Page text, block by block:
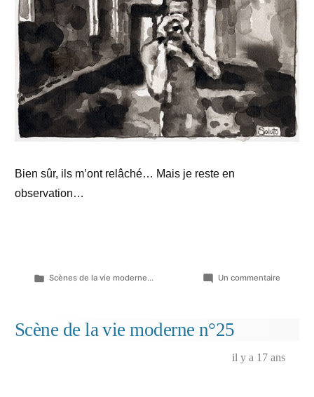
Bien sûr, ils m’ont relâché… Mais je reste en
observation…
Publié
Scènes de la vie moderne... Un commentairesur
n°26
Scène de la vie moderne n°25
il y a 17 ans